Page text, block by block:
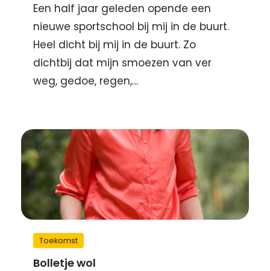
Een half jaar geleden opende een
nieuwe sportschool bij mij in de buurt.
Heel dicht bij mij in de buurt. Zo
dichtbij dat mijn smoezen van ver
weg, gedoe, regen,…
Toekomst
Bolletje wol